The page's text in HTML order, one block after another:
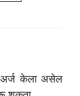
अर्ज केला असेल